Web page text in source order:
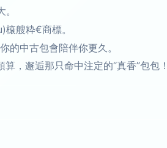
艘粋€商標。
的中古包會陪伴你更久。
，邂逅那只命中注定的“真香”包包